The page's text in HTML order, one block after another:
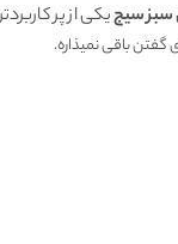
سیجیکی از پر
باقی نمیذاره.